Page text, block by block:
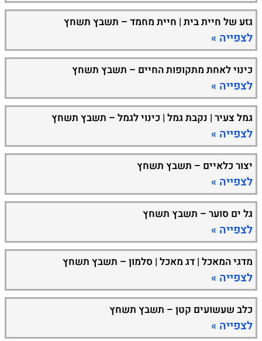
גזע של חיית בית | חיית מחמד – תשבץ תשחץ
לצפייה »
כינוי לאחת מתקופות החיים – תשבץ תשחץ
לצפייה »
גמל צעיר | נקבת גמל | כינוי לגמל – תשבץ תשחץ
לצפייה »
יצור כלאיים – תשבץ תשחץ
לצפייה »
גל ים סוער – תשבץ תשחץ
לצפייה »
מדגי המאכל | דג מאכל | סלמון – תשבץ תשחץ
לצפייה »
כלב שעשועים קטן – תשבץ תשחץ
לצפייה »